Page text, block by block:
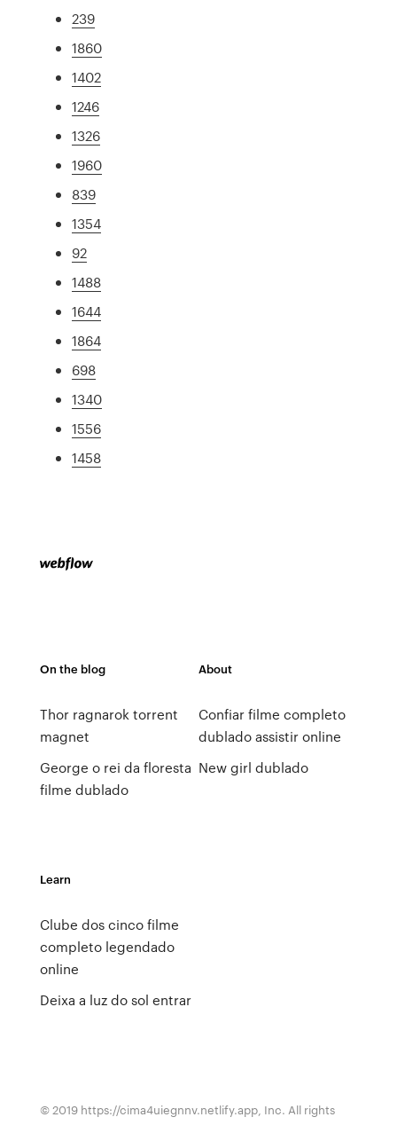
239
1860
1402
1246
1326
1960
839
1354
92
1488
1644
1864
698
1340
1556
1458
On the blog
Thor ragnarok torrent
magnet
George o rei da floresta
filme dublado
About
Confiar filme completo
dublado assistir online
New girl dublado
Learn
Clube dos cinco filme
completo legendado
online
Deixa a luz do sol entrar
© 2019 https://cima4uiegnnv.netlify.app, Inc. All rights